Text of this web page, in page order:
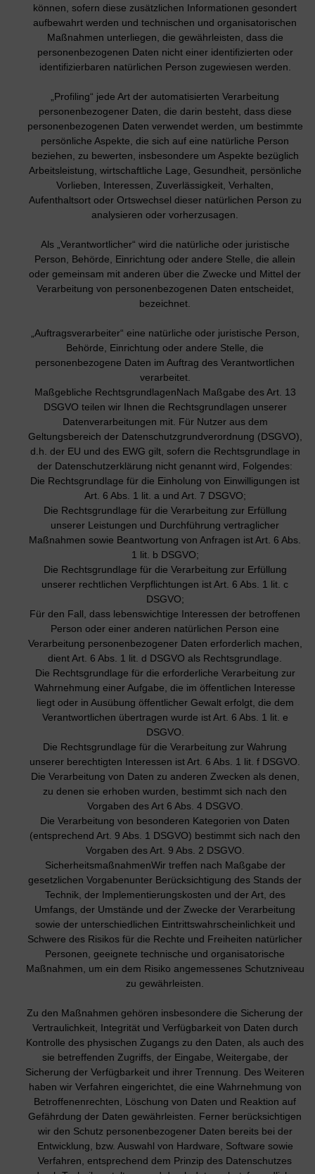
können, sofern diese zusätzlichen Informationen gesondert
aufbewahrt werden und technischen und organisatorischen
Maßnahmen unterliegen, die gewährleisten, dass die
personenbezogenen Daten nicht einer identifizierten oder
identifizierbaren natürlichen Person zugewiesen werden.
„Profiling“ jede Art der automatisierten Verarbeitung
personenbezogener Daten, die darin besteht, dass diese
personenbezogenen Daten verwendet werden, um bestimmte
persönliche Aspekte, die sich auf eine natürliche Person
beziehen, zu bewerten, insbesondere um Aspekte bezüglich
Arbeitsleistung, wirtschaftliche Lage, Gesundheit, persönliche
Vorlieben, Interessen, Zuverlässigkeit, Verhalten,
Aufenthaltsort oder Ortswechsel dieser natürlichen Person zu
analysieren oder vorherzusagen.
Als „Verantwortlicher“ wird die natürliche oder juristische
Person, Behörde, Einrichtung oder andere Stelle, die allein
oder gemeinsam mit anderen über die Zwecke und Mittel der
Verarbeitung von personenbezogenen Daten entscheidet,
bezeichnet.
„Auftragsverarbeiter“ eine natürliche oder juristische Person,
Behörde, Einrichtung oder andere Stelle, die
personenbezogene Daten im Auftrag des Verantwortlichen
verarbeitet.
Maßgebliche RechtsgrundlagenNach Maßgabe des Art. 13
DSGVO teilen wir Ihnen die Rechtsgrundlagen unserer
Datenverarbeitungen mit. Für Nutzer aus dem
Geltungsbereich der Datenschutzgrundverordnung (DSGVO),
d.h. der EU und des EWG gilt, sofern die Rechtsgrundlage in
der Datenschutzerklärung nicht genannt wird, Folgendes:
Die Rechtsgrundlage für die Einholung von Einwilligungen ist
Art. 6 Abs. 1 lit. a und Art. 7 DSGVO;
Die Rechtsgrundlage für die Verarbeitung zur Erfüllung
unserer Leistungen und Durchführung vertraglicher
Maßnahmen sowie Beantwortung von Anfragen ist Art. 6 Abs.
1 lit. b DSGVO;
Die Rechtsgrundlage für die Verarbeitung zur Erfüllung
unserer rechtlichen Verpflichtungen ist Art. 6 Abs. 1 lit. c
DSGVO;
Für den Fall, dass lebenswichtige Interessen der betroffenen
Person oder einer anderen natürlichen Person eine
Verarbeitung personenbezogener Daten erforderlich machen,
dient Art. 6 Abs. 1 lit. d DSGVO als Rechtsgrundlage.
Die Rechtsgrundlage für die erforderliche Verarbeitung zur
Wahrnehmung einer Aufgabe, die im öffentlichen Interesse
liegt oder in Ausübung öffentlicher Gewalt erfolgt, die dem
Verantwortlichen übertragen wurde ist Art. 6 Abs. 1 lit. e
DSGVO.
Die Rechtsgrundlage für die Verarbeitung zur Wahrung
unserer berechtigten Interessen ist Art. 6 Abs. 1 lit. f DSGVO.
Die Verarbeitung von Daten zu anderen Zwecken als denen,
zu denen sie erhoben wurden, bestimmt sich nach den
Vorgaben des Art 6 Abs. 4 DSGVO.
Die Verarbeitung von besonderen Kategorien von Daten
(entsprechend Art. 9 Abs. 1 DSGVO) bestimmt sich nach den
Vorgaben des Art. 9 Abs. 2 DSGVO.
SicherheitsmaßnahmenWir treffen nach Maßgabe der
gesetzlichen Vorgabenunter Berücksichtigung des Stands der
Technik, der Implementierungskosten und der Art, des
Umfangs, der Umstände und der Zwecke der Verarbeitung
sowie der unterschiedlichen Eintrittswahrscheinlichkeit und
Schwere des Risikos für die Rechte und Freiheiten natürlicher
Personen, geeignete technische und organisatorische
Maßnahmen, um ein dem Risiko angemessenes Schutzniveau
zu gewährleisten.
Zu den Maßnahmen gehören insbesondere die Sicherung der
Vertraulichkeit, Integrität und Verfügbarkeit von Daten durch
Kontrolle des physischen Zugangs zu den Daten, als auch des
sie betreffenden Zugriffs, der Eingabe, Weitergabe, der
Sicherung der Verfügbarkeit und ihrer Trennung. Des Weiteren
haben wir Verfahren eingerichtet, die eine Wahrnehmung von
Betroffenenrechten, Löschung von Daten und Reaktion auf
Gefährdung der Daten gewährleisten. Ferner berücksichtigen
wir den Schutz personenbezogener Daten bereits bei der
Entwicklung, bzw. Auswahl von Hardware, Software sowie
Verfahren, entsprechend dem Prinzip des Datenschutzes